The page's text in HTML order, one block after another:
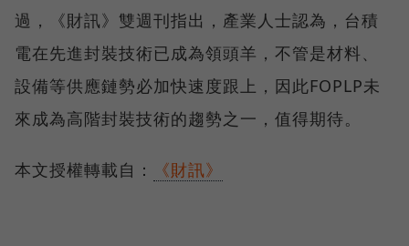
過，《財訊》雙週刊指出，產業人士認為，台積
電在先進封裝技術已成為領頭羊，不管是材料、
設備等供應鏈勢必加快速度跟上，因此FOPLP未
來成為高階封裝技術的趨勢之一，值得期待。
本文授權轉載自： 《財訊》